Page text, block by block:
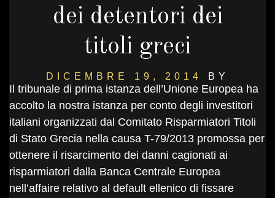
dei detentori dei
titoli greci
DICEMBRE 19, 2014
BY
DANIELSALVI
Il tribunale di prima istanza dell’Unione Europea ha
accolto la nostra istanza per conto degli investitori
italiani organizzati dal Comitato Risparmiatori Titoli
di Stato Grecia nella causa T-79/2013 promossa per
ottenere il risarcimento dei danni cagionati ai
risparmiatori dalla Banca Centrale Europea
nell’affaire relativo al default ellenico di fissare